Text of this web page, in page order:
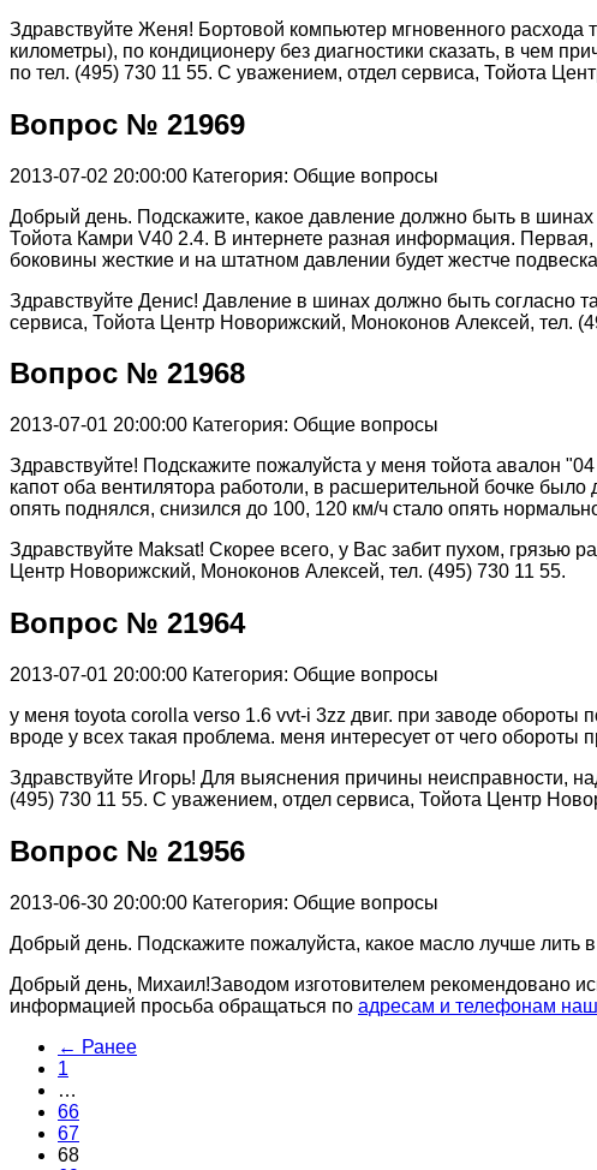
Здравствуйте Женя! Бортовой компьютер мгновенного расхода
километры), по кондиционеру без диагностики сказать, в чем
по тел. (495) 730 11 55. С уважением, отдел сервиса, Тойота
Вопрос № 21969
2013-07-02 20:00:00 Категория: Общие вопросы
Добрый день. Подскажите, какое давление должно быть в
Тойота Камри V40 2.4. В интернете разная информация.
боковины жесткие и на штатном давлении будет жестче
Здравствуйте Денис! Давление в шинах должно быть согласно
сервиса, Тойота Центр Новорижский, Моноконов Алексей, тел.
Вопрос № 21968
2013-07-01 20:00:00 Категория: Общие вопросы
Здравствуйте! Подскажите пожалуйста у меня тойота авалон
капот оба вентилятора работоли, в расшерительной бочке
опять поднялся, снизился до 100, 120 км/ч стало опять
Здравствуйте Maksat! Скорее всего, у Вас забит пухом,
Центр Новорижский, Моноконов Алексей, тел. (495) 730 11 55.
Вопрос № 21964
2013-07-01 20:00:00 Категория: Общие вопросы
у меня toyota corolla verso 1.6 vvt-i 3zz двиг. при заводе обороты
вроде у всех такая проблема. меня интересует от чего
Здравствуйте Игорь! Для выяснения причины неисправности,
(495) 730 11 55. С уважением, отдел сервиса, Тойота Центр
Вопрос № 21956
2013-06-30 20:00:00 Категория: Общие вопросы
Добрый день. Подскажите пожалуйста, какое масло лучше лить
Добрый день, Михаил!Заводом изготовителем рекомендовано
информацией просьба обращаться по адресам и телефонам
← Ранее
1
…
66
67
68